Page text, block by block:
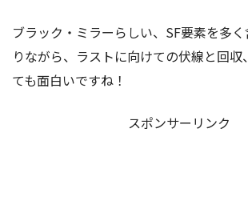
ブラック・ミラーらしい、SF要素を多
りながら、ラストに向けての伏線と回収
ても面白いですね！
スポンサーリンク